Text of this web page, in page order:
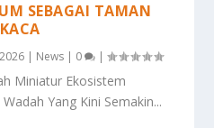
SEBAGAI TAMAN
| News | 0 |
Miniatur Ekosistem
Yang Kini Semakin...